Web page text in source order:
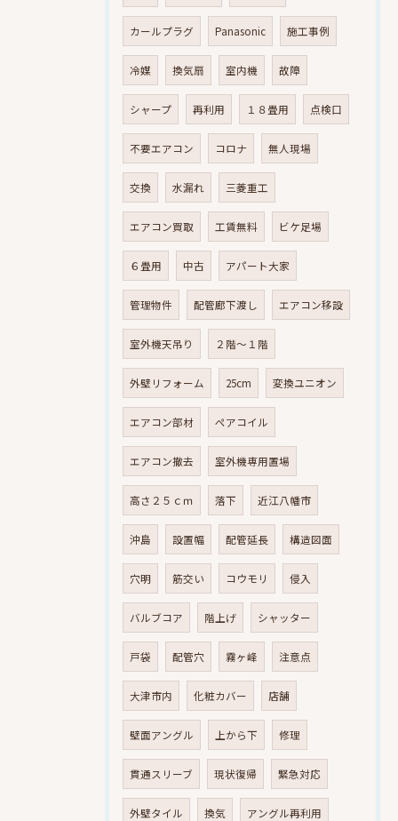
カールプラグ Panasonic 施工事例
冷媒 換気扇 室内機 故障
シャープ 再利用 １８畳用 点検口
不要エアコン コロナ 無人現場
交換 水漏れ 三菱重工
エアコン買取 工賃無料 ビケ足場
６畳用 中古 アパート大家
管理物件 配管廊下渡し エアコン移設
室外機天吊り ２階～１階
外壁リフォーム 25cm 変換ユニオン
エアコン部材 ペアコイル
エアコン撤去 室外機専用置場
高さ２５ｃｍ 落下 近江八幡市
沖島 設置幅 配管延長 構造図面
穴明 筋交い コウモリ 侵入
バルブコア 階上げ シャッター
戸袋 配管穴 霧ヶ峰 注意点
大津市内 化粧カバー 店舗
壁面アングル 上から下 修理
貫通スリーブ 現状復帰 緊急対応
外壁タイル 換気 アングル再利用